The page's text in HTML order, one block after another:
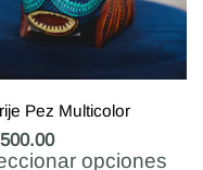
Pez Multicolor
opciones